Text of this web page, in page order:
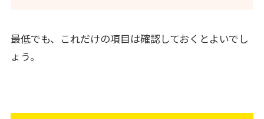
最低でも、これだけの項目は確認しておくとよいでし
ょう。